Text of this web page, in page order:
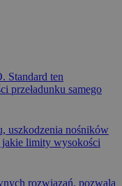
Standard ten
przeładunku samego
uszkodzenia nośników
jakie limity wysokości
rozwiązań, pozwala